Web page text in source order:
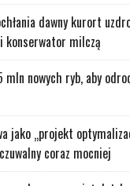
dawny kurort
milczą
mln nowych ryb, aby
jako „projekt
coraz mocniej